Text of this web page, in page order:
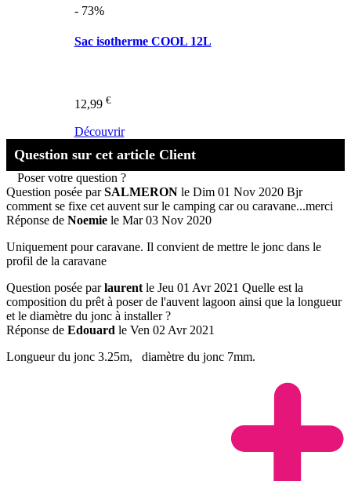
- 73%
Sac isotherme COOL 12L
12,99 €
Découvrir
Question sur cet article Client
Poser votre question ?
Question posée parSALMERON le Dim 01 Nov 2020 Bjr
comment se fixe cet auvent sur le camping car ou caravane...merci
Réponse de Noemie le Mar 03 Nov 2020
Uniquement pour caravane. Il convient de mettre le jonc dans le
profil de la caravane
Question posée parlaurent le Jeu 01 Avr 2021 Quelle est la
composition du prêt à poser de l'auvent lagoon ainsi que la longueur
et le diamètre du jonc à installer ?
Réponse de Edouard le Ven 02 Avr 2021
Longueur du jonc 3.25m, diamètre du jonc 7mm.